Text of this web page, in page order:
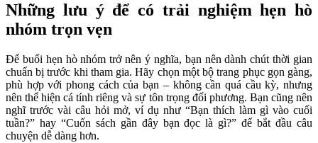
Những lưu ý để có trải nghiệm hẹn hò
nhóm trọn vẹn
Để buổi hẹn hò nhóm trở nên ý nghĩa, bạn nên dành chút thời gian
chuẩn bị trước khi tham gia. Hãy chọn một bộ trang phục gọn gàng,
phù hợp với phong cách của bạn – không cần quá cầu kỳ, nhưng
nên thể hiện cá tính riêng và sự tôn trọng đối phương. Bạn cũng nên
nghĩ trước vài câu hỏi mở, ví dụ như “Bạn thích làm gì vào cuối
tuần?” hay “Cuốn sách gần đây bạn đọc là gì?” để bắt đầu câu
chuyện dễ dàng hơn.